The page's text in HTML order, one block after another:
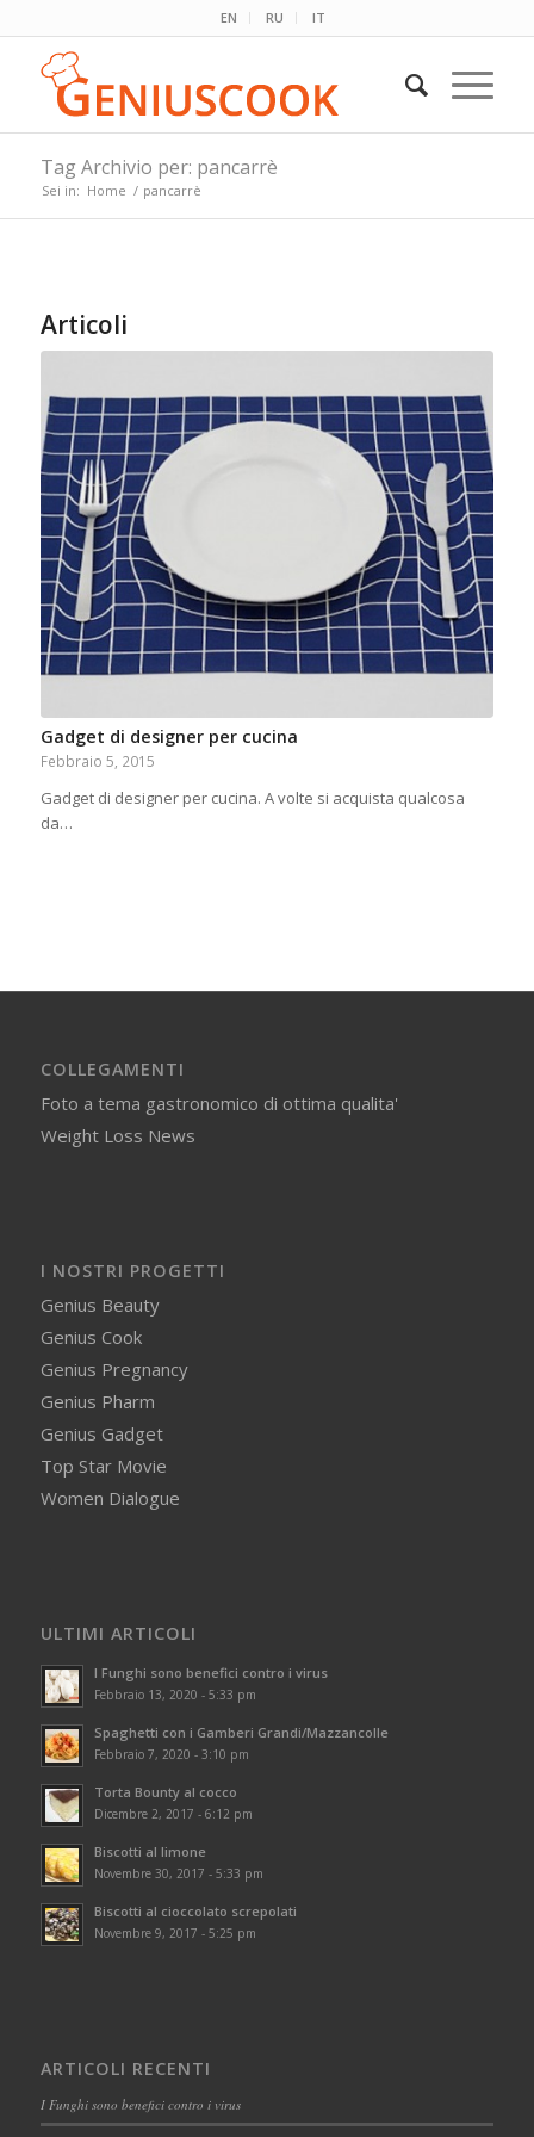
EN RU IT
Tag Archivio per: pancarrè
Sei in: Home / pancarrè
Articoli
Gadget di designer per cucina
Febbraio 5, 2015
Gadget di designer per cucina. A volte si acquista qualcosa
da…
COLLEGAMENTI
Foto a tema gastronomico di ottima qualita'
Weight Loss News
I NOSTRI PROGETTI
Genius Beauty
Genius Cook
Genius Pregnancy
Genius Pharm
Genius Gadget
Top Star Movie
Women Dialogue
ULTIMI ARTICOLI
I Funghi sono benefici contro i virus
Febbraio 13, 2020 - 5:33 pm
Spaghetti con i Gamberi Grandi/Mazzancolle
Febbraio 7, 2020 - 3:10 pm
Torta Bounty al cocco
Dicembre 2, 2017 - 6:12 pm
Biscotti al limone
Novembre 30, 2017 - 5:33 pm
Biscotti al cioccolato screpolati
Novembre 9, 2017 - 5:25 pm
ARTICOLI RECENTI
I Funghi sono benefici contro i virus